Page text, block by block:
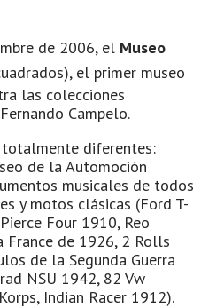
de 2006, el Museo
el primer museo
las colecciones
Campelo.
diferentes:
de la Automoción
musicales de todos
y motos clásicas (Ford T-
Four 1910, Reo
France de 1926, 2 Rolls
de la Segunda Guerra
NSU 1942, 82 Vw
Indian Racer 1912).